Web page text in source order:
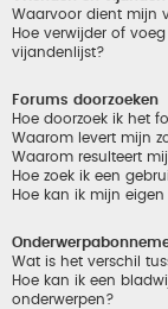
Waarvoor dient mijn
Hoe verwijder of
vijandenlijst?
Forums doorzoeken
Hoe doorzoek ik het
Waarom levert mijn
Waarom resulteert
Hoe zoek ik een
Hoe kan ik mijn
Wat is het verschil
Hoe kan ik een
onderwerpen?